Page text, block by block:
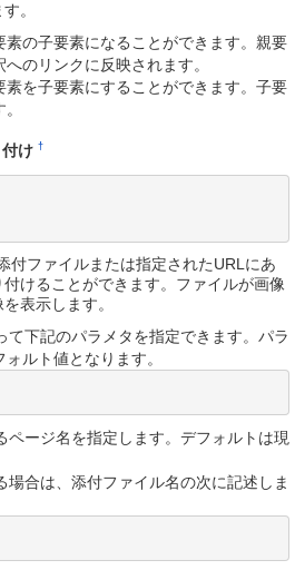
。
の子要素になることができます。親要
のリンクに反映されます。
を子要素にすることができます。子要
け †
付ファイルまたは指定されたURLにあ
けることができます。ファイルが画像
表示します。
て下記のパラメタを指定できます。パラ
ルト値となります。
ページ名を指定します。デフォルトは現
場合は、添付ファイル名の次に記述しま